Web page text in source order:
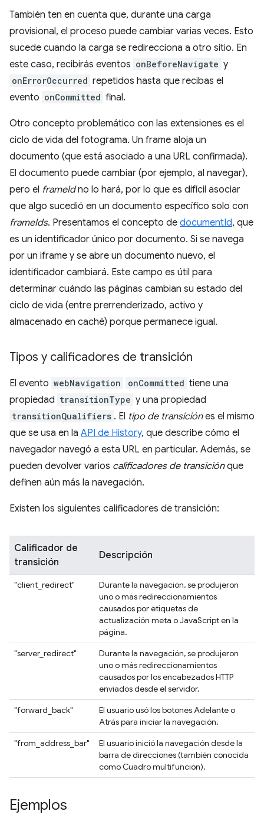
También ten en cuenta que, durante una carga
provisional, el proceso puede cambiar varias veces. Esto
sucede cuando la carga se redirecciona a otro sitio. En
este caso, recibirás eventos onBeforeNavigate y
onErrorOccurred repetidos hasta que recibas el
evento onCommitted final.
Otro concepto problemático con las extensiones es el
ciclo de vida del fotograma. Un frame aloja un
documento (que está asociado a una URL confirmada).
El documento puede cambiar (por ejemplo, al navegar),
pero el frameIdno lo hará, por lo que es difícil asociar
que algo sucedió en un documento específico solo con
frameIds. Presentamos el concepto de documentId, que
es un identificador único por documento. Si se navega
por un iframe y se abre un documento nuevo, el
identificador cambiará. Este campo es útil para
determinar cuándo las páginas cambian su estado del
ciclo de vida (entre prerrenderizado, activo y
almacenado en caché) porque permanece igual.
Tipos y calificadores de transición
El evento webNavigation onCommitted tiene una
propiedad transitionType y una propiedad
transitionQualifiers . El tipo de transiciónes el mismo
que se usa en la API de History, que describe cómo el
navegador navegó a esta URL en particular. Además, se
pueden devolver varios calificadores de transiciónque
definen aún más la navegación.
Existen los siguientes calificadores de transición:
Calificador de
transición
Descripción
"client_redirect"
Durante la navegación, se produjeron
uno o más redireccionamientos
causados por etiquetas de
actualización meta o JavaScript en la
página.
"server_redirect"
Durante la navegación, se produjeron
uno o más redireccionamientos
causados por los encabezados HTTP
enviados desde el servidor.
"forward_back"
El usuario usó los botones Adelante o
Atrás para iniciar la navegación.
"from_address_bar"
El usuario inició la navegación desde la
barra de direcciones (también conocida
como Cuadro multifunción).
Ejemplos